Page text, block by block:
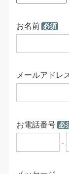
お名前 必須
メールアドレ
お電話番号 必
-